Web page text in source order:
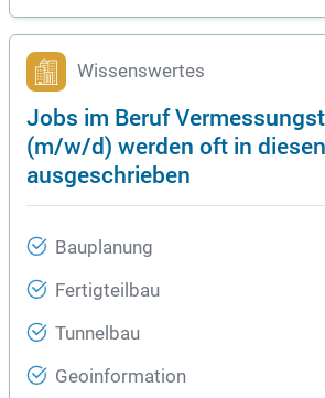
Wissenswertes
Jobs im Beruf
(m/w/d) werden oft in
ausgeschrieben
Bauplanung
Fertigteilbau
Tunnelbau
Geoinformation